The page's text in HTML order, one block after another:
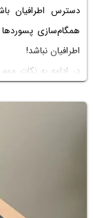
دسترس اطرافیان
اطرافیان نباشد!
در ادامه به نکات مهم